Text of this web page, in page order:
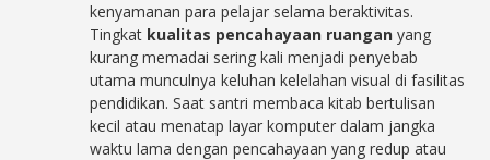
kenyamanan para pelajar selama beraktivitas.
Tingkat kualitas pencahayaan ruangan yang
kurang memadai sering kali menjadi penyebab
utama munculnya keluhan kelelahan visual di fasilitas
pendidikan. Saat santri membaca kitab bertulisan
kecil atau menatap layar komputer dalam jangka
waktu lama dengan pencahayaan yang redup atau